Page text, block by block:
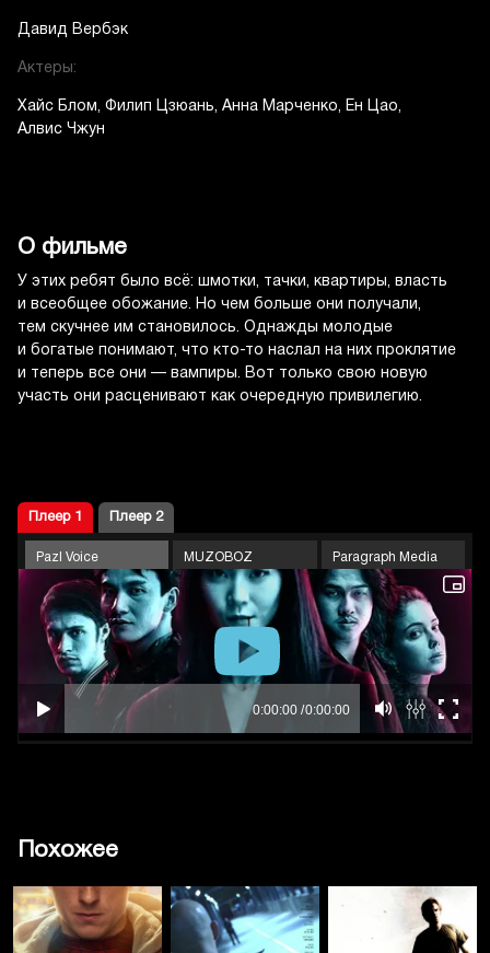
Давид Вербэк
Актеры:
Хайс Блом Филип Цзюань Анна Марченко
Ен Цао
Алвис Чжун
О фильме
У этих ребят было всё: шмотки, тачки, квартиры, власть
и всеобщее обожание. Но чем больше они получали,
тем скучнее им становилось. Однажды молодые
и богатые понимают, что кто-то наслал на них проклятие
и теперь все они — вампиры. Вот только свою новую
участь они расценивают как очередную привилегию.
Плеер 1 Плеер 2
Pazl Voice MUZOBOZ Paragraph Media
Похожее